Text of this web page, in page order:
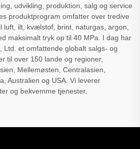
udvikling, produktion, salg og service
produktprogram omfatter over tredive
luft, ilt, kvælstof, brint, naturgas, argon,
maksimalt tryk op til 40 MPa. I dag har
Ltd. et omfattende globalt salgs- og
til over 150 lande og regioner,
Mellemøsten, Centralasien,
Australien og USA. Vi leverer
og bekvemme tjenester.